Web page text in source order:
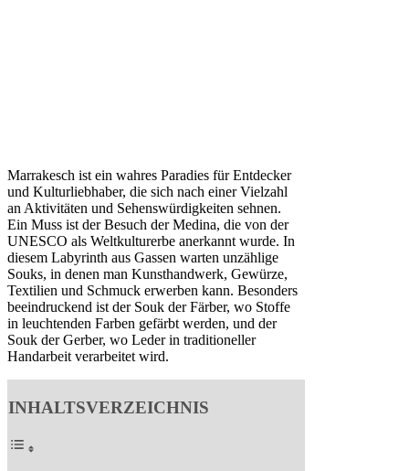
Marrakesch ist ein wahres Paradies für Entdecker
und Kulturliebhaber, die sich nach einer Vielzahl
an Aktivitäten und Sehenswürdigkeiten sehnen.
Ein Muss ist der Besuch der Medina, die von der
UNESCO als Weltkulturerbe anerkannt wurde. In
diesem Labyrinth aus Gassen warten unzählige
Souks, in denen man Kunsthandwerk, Gewürze,
Textilien und Schmuck erwerben kann. Besonders
beeindruckend ist der Souk der Färber, wo Stoffe
in leuchtenden Farben gefärbt werden, und der
Souk der Gerber, wo Leder in traditioneller
Handarbeit verarbeitet wird.
INHALTSVERZEICHNIS